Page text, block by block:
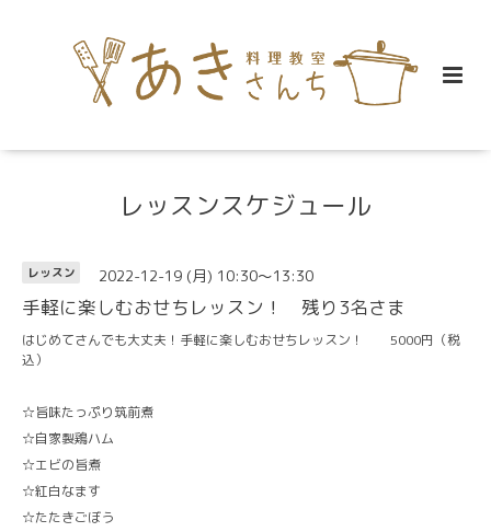
レッスンスケジュール
レッスン 2022-12-19 (月) 10:30～13:30
手軽に楽しむおせちレッスン！ 残り3名さま
はじめてさんでも大丈夫！手軽に楽しむおせちレッスン！ 5000円（税
込）
☆旨味たっぷり筑前煮
☆自家製鶏ハム
☆エビの旨煮
☆紅白なます
☆たたきごぼう